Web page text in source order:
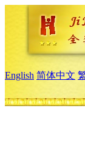
English 简体中文